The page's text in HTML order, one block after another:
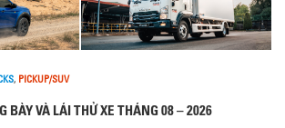
, PICKUP/SUV
BÀY VÀ LÁI THỬ XE THÁNG 08 – 2026